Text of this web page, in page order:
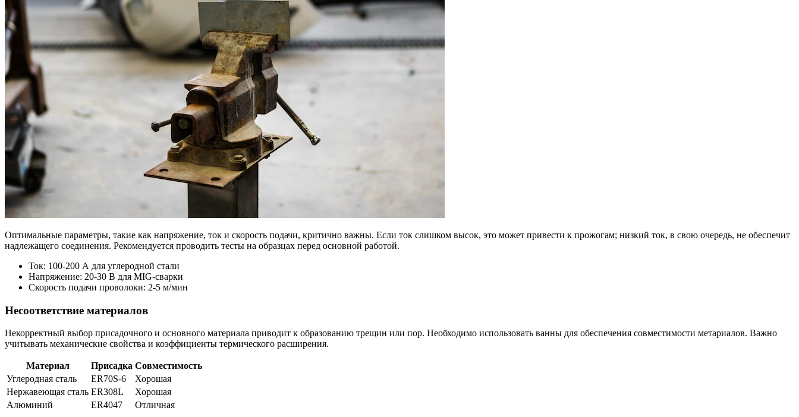
Оптимальные параметры, такие как напряжение, ток и скорость подачи, критично важны. Если ток слишком высок, это может привести к прожогам; низкий ток, в свою очередь, не обеспечит
надлежащего соединения. Рекомендуется проводить тесты на образцах перед основной работой.
Ток: 100-200 А для углеродной стали
Напряжение: 20-30 В для MIG-сварки
Скорость подачи проволоки: 2-5 м/мин
Несоответствие материалов
Некорректный выбор присадочного и основного материала приводит к образованию трещин или пор. Необходимо использовать ванны для обеспечения совместимости метариалов. Важно
учитывать механические свойства и коэффициенты термического расширения.
Материал Присадка Совместимость
Углеродная сталь
ER70S-6
Хорошая
Нержавеющая сталь ER308L
Хорошая
Алюминий
ER4047 Отличная